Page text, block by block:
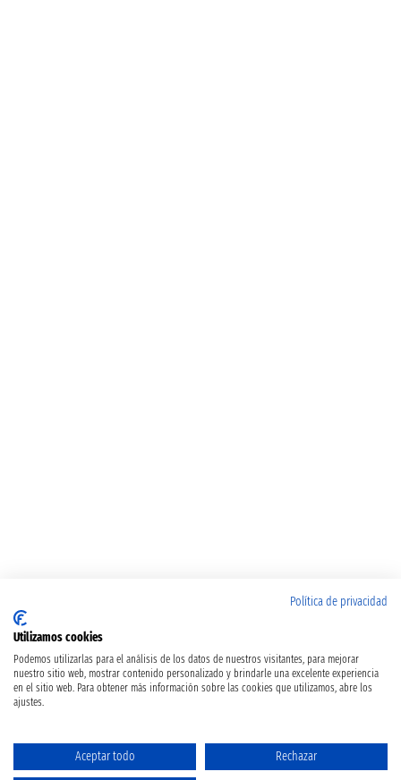
Política de privacidad
Utilizamos cookies
Podemos utilizarlas para el análisis de los datos de nuestros visitantes, para mejorar
nuestro sitio web, mostrar contenido personalizado y brindarle una excelente experiencia
en el sitio web. Para obtener más información sobre las cookies que utilizamos, abre los
ajustes.
Aceptar todo Rechazar